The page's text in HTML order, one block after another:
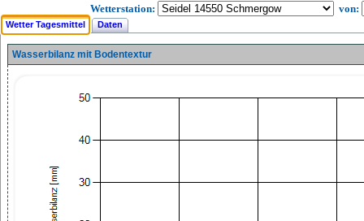
Wetterstation: von:
Wetter Tagesmittel Daten
Wasserbilanz mit Bodentextur